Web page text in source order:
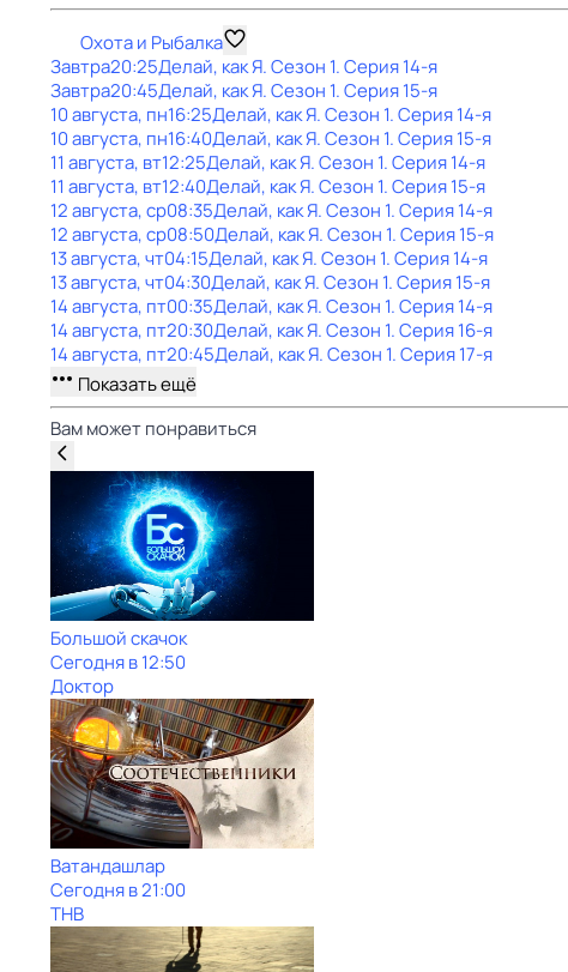
Охота и Рыбалка
Завтра20:25Делай, как Я. Сезон 1. Серия 14-я
Завтра20:45Делай, как Я. Сезон 1. Серия 15-я
10 августа, пн16:25Делай, как Я. Сезон 1. Серия 14-я
10 августа, пн16:40Делай, как Я. Сезон 1. Серия 15-я
11 августа, вт12:25Делай, как Я. Сезон 1. Серия 14-я
11 августа, вт12:40Делай, как Я. Сезон 1. Серия 15-я
12 августа, ср08:35Делай, как Я. Сезон 1. Серия 14-я
12 августа, ср08:50Делай, как Я. Сезон 1. Серия 15-я
13 августа, чт04:15Делай, как Я. Сезон 1. Серия 14-я
13 августа, чт04:30Делай, как Я. Сезон 1. Серия 15-я
14 августа, пт00:35Делай, как Я. Сезон 1. Серия 14-я
14 августа, пт20:30Делай, как Я. Сезон 1. Серия 16-я
14 августа, пт20:45Делай, как Я. Сезон 1. Серия 17-я
Показать ещё
Вам может понравиться
Большой скачок
Сегодня в 12:50
Доктор
Ватандашлар
Сегодня в 21:00
ТНВ